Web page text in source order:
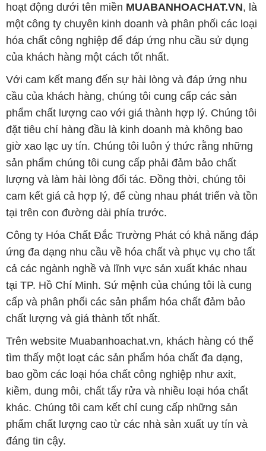
hoạt động dưới tên miền MUABANHOACHAT.VN, là
một công ty chuyên kinh doanh và phân phối các loại
hóa chất công nghiệp để đáp ứng nhu cầu sử dụng
của khách hàng một cách tốt nhất.
Với cam kết mang đến sự hài lòng và đáp ứng nhu
cầu của khách hàng, chúng tôi cung cấp các sản
phẩm chất lượng cao với giá thành hợp lý. Chúng tôi
đặt tiêu chí hàng đầu là kinh doanh mà không bao
giờ xao lạc uy tín. Chúng tôi luôn ý thức rằng những
sản phẩm chúng tôi cung cấp phải đảm bảo chất
lượng và làm hài lòng đối tác. Đồng thời, chúng tôi
cam kết giá cả hợp lý, để cùng nhau phát triển và tồn
tại trên con đường dài phía trước.
Công ty Hóa Chất Đắc Trường Phát có khả năng đáp
ứng đa dạng nhu cầu về hóa chất và phục vụ cho tất
cả các ngành nghề và lĩnh vực sản xuất khác nhau
tại TP. Hồ Chí Minh. Sứ mệnh của chúng tôi là cung
cấp và phân phối các sản phẩm hóa chất đảm bảo
chất lượng và giá thành tốt nhất.
Trên website Muabanhoachat.vn, khách hàng có thể
tìm thấy một loạt các sản phẩm hóa chất đa dạng,
bao gồm các loại hóa chất công nghiệp như axit,
kiềm, dung môi, chất tẩy rửa và nhiều loại hóa chất
khác. Chúng tôi cam kết chỉ cung cấp những sản
phẩm chất lượng cao từ các nhà sản xuất uy tín và
đáng tin cậy.